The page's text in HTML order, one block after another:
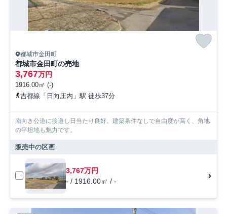
都城市金田町
都城市金田町の売地
3,767万円
1916.00㎡ (-)
吉都線「日向庄内」駅 徒歩37分
南向き公道に接道し日当たり良好。建築条件なしで自由度が高く、角地
の平坦地も魅力です。
販売中の区画
3,767万円
- / 1916.00㎡ / -